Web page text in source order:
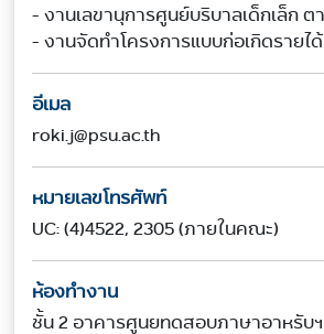
- งานเลขานุการศูนย์บริบาลเด็กเล็ก
- งานจัดทำโครงการแบบก่อเกิดรายได้
อีเมล
roki.j@psu.ac.th
หมายเลขโทรศัพท์
UC: (4)4522, 2305 (ภายในคณะ)
ห้องทำงาน
ชั้น 2 อาคารศูนยทดสอบภาษาอาหรับฯ